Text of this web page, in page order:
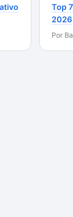
Top
2026
Por